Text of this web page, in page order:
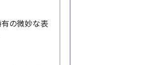
の微妙な表